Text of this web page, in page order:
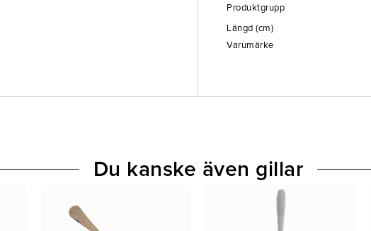
Produktgrupp
Längd (cm)
Varumärke
Du kanske även gillar